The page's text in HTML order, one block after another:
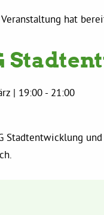
hat
| 19:00 - 21:00
Stadtentwicklung